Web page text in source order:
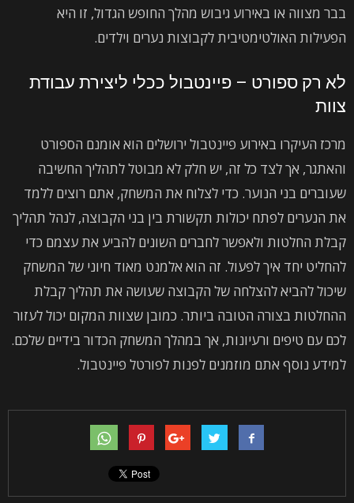
בבר מצווה או באירוע גיבוש מהלך החופש הגדול, זו היא
הפעילות האולטימטיבית לקבוצות נערים וילדים.
לא רק ספורט – פיינטבול ככלי ליצירת עבודת
צוות
מרכז העיקרו באירוע פיינטבול ירושלים הוא אומנם הספורט
והאתגר, אך לצד כל זה, יש חלק לא מבוטל לתהליך החשיבה
שעוברים בני הנוער. כדי לצלוח את המשחק, אתם רוצים ללמד
את הנערים לפתח יכולות תקשורת בין בני הקבוצה, לנהל תהליך
קבלת החלטות ולאפשר לחברים השונים להביע את עצמם כדי
להחליט יחד איך לפעול. זה הוא אלמנט מאוד חיוני של המשחק
שיכול להביא להצלחה של הקבוצה שעושה את תהליך קבלת
ההחלטות בצורה הטובה ביותר. כמובן שצוות המקום יכול לעזור
לכם עם טיפים ורעיונות, אך במהלך המשחק הכדור בידיים שלכם.
למידע נוסף אתם מוזמנים לפנות לפורטל פיינטבול.